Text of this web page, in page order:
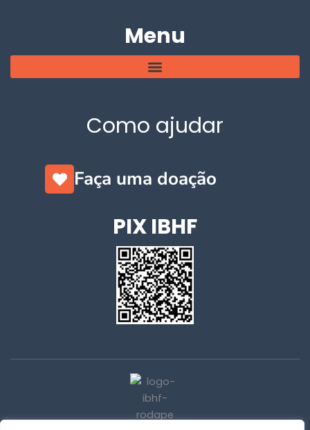
Menu
Como ajudar
Faça uma doação
PIX IBHF